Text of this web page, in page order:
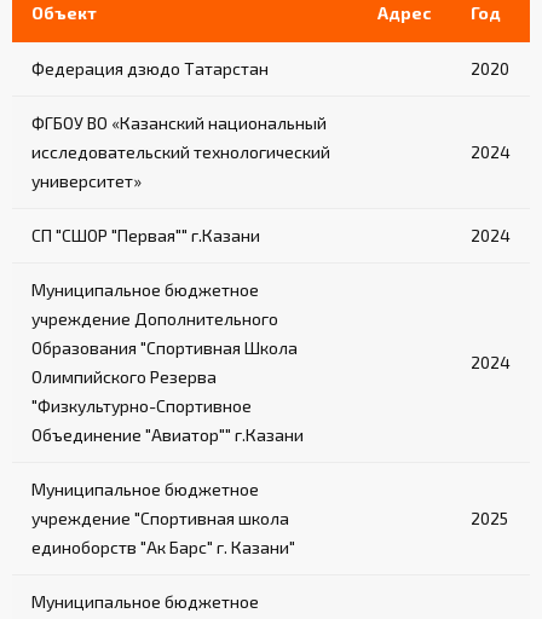
Объект Адрес Год
Федерация дзюдо Татарстан 2020
ФГБОУ ВО «Казанский национальный
исследовательский технологический
университет»
2024
СП "СШОР "Первая"" г.Казани 2024
Муниципальное бюджетное
учреждение Дополнительного
Образования "Спортивная Школа
Олимпийского Резерва
"Физкультурно-Спортивное
Объединение "Авиатор"" г.Казани
2024
Муниципальное бюджетное
учреждение "Спортивная школа
единоборств "Ак Барс" г. Казани"
2025
Муниципальное бюджетное